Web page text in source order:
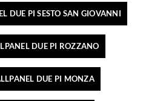
DUE PI SESTO SAN GIOVANNI
DUE PI ROZZANO
DUE PI MONZA